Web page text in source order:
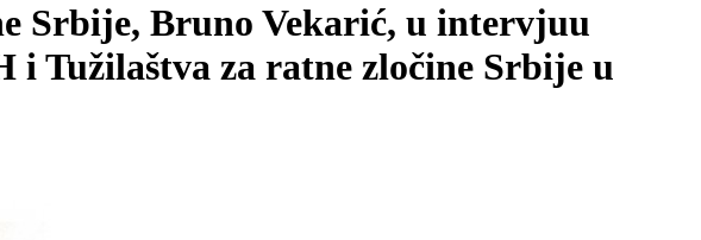
Srbije, Bruno Vekarić, u intervjuu
Tužilaštva za ratne zločine Srbije u